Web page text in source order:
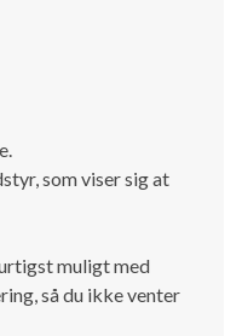
som viser sig at
muligt med
så du ikke venter